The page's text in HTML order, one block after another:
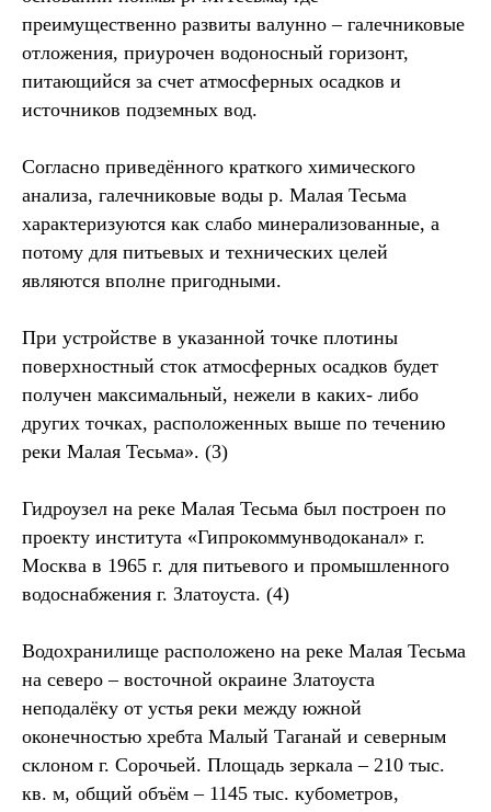
преимущественно развиты валунно – галечниковые
отложения, приурочен водоносный горизонт,
питающийся за счет атмосферных осадков и
источников подземных вод.
Согласно приведённого краткого химического
анализа, галечниковые воды р. Малая Тесьма
характеризуются как слабо минерализованные, а
потому для питьевых и технических целей
являются вполне пригодными.
При устройстве в указанной точке плотины
поверхностный сток атмосферных осадков будет
получен максимальный, нежели в каких- либо
других точках, расположенных выше по течению
реки Малая Тесьма». (3)
Гидроузел на реке Малая Тесьма был построен по
проекту института «Гипрокоммунводоканал» г.
Москва в 1965 г. для питьевого и промышленного
водоснабжения г. Златоуста. (4)
Водохранилище расположено на реке Малая Тесьма
на северо – восточной окраине Златоуста
неподалёку от устья реки между южной
оконечностью хребта Малый Таганай и северным
склоном г. Сорочьей. Площадь зеркала – 210 тыс.
кв. м, общий объём – 1145 тыс. кубометров,